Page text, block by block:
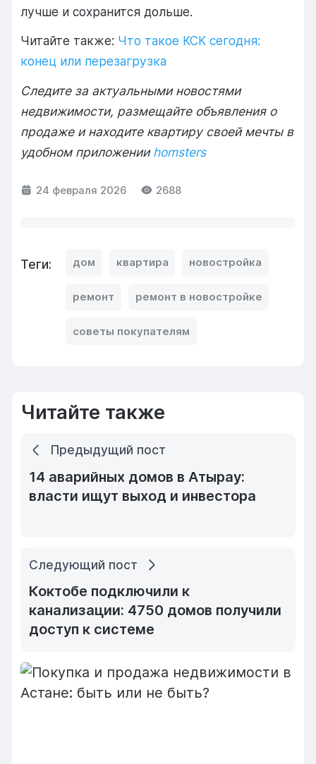
лучше и сохранится дольше.
Читайте также: Что такое КСК сегодня:
конец или перезагрузка
Следите за актуальными новостями
недвижимости, размещайте объявления о
продаже и находите квартиру своей мечты в
удобном приложении homsters
24 февраля 2026 2688
Теги: дом квартира новостройка
ремонт ремонт в новостройке
советы покупателям
Читайте также
Предыдущий пост
14 аварийных домов в Атырау:
власти ищут выход и инвестора
Следующий пост
Коктобе подключили к
канализации: 4750 домов получили
доступ к системе